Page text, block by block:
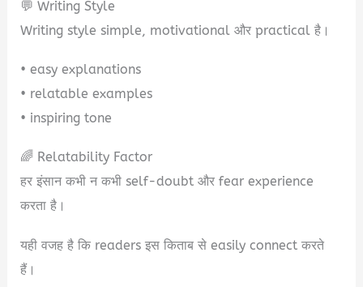
💬 Writing Style
Writing style simple, motivational और practical है।
• easy explanations
• relatable examples
• inspiring tone
🌈 Relatability Factor
हर इंसान कभी न कभी self-doubt और fear experience
करता है।
यही वजह है कि readers इस किताब से easily connect करते
हैं।